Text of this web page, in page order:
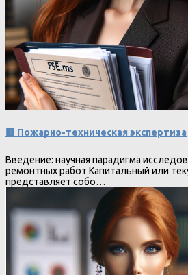
🟥 Пожарно-техническая экспертиза
Введение: научная парадигма
ремонтных работ Капитальный или
представляет собо…